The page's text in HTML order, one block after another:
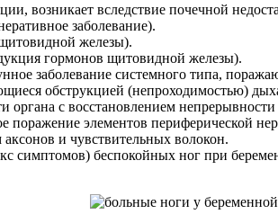
возникает вследствие почечной
заболевание).
железы).
гормонов щитовидной железы).
заболевание системного типа,
обструкцией (непроходимостью)
органа с восстановлением
элементов периферической
и чувствительных волокон.
симптомов) беспокойных ног при